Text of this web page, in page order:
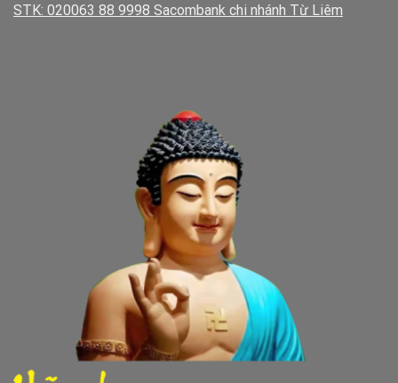
STK: 020063 88 9998 Sacombank chi nhánh Từ Liêm